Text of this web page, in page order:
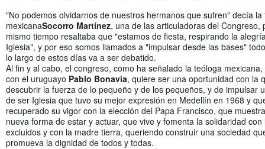
"No podemos olvidarnos de nuestros hermanos que sufren" decía la
mexicanaSocorro Martínez, una de las articuladoras del Congreso,
mismo tiempo resaltaba que "estamos de fiesta, respirando la
Iglesia", y por eso somos llamados a "impulsar desde las bases"
lo largo de estos días va a ser debatido.
Al fin y al cabo, el congreso, como ha señalado la teóloga mexicana,
con el uruguayo Pablo Bonavia, quiere ser una oportunidad con la
descubrir la fuerza de lo pequeño y de los pequeños, y de impulsar
de ser Iglesia que tuvo su mejor expresión en Medellín en 1968 y
recuperado su vigor con la elección del Papa Francisco, que
nueva forma de estar y actuar, que vive y fomenta la solidaridad con
excluidos y con la madre tierra, queriendo construir una sociedad
promueva la dignidad de todos y todas.